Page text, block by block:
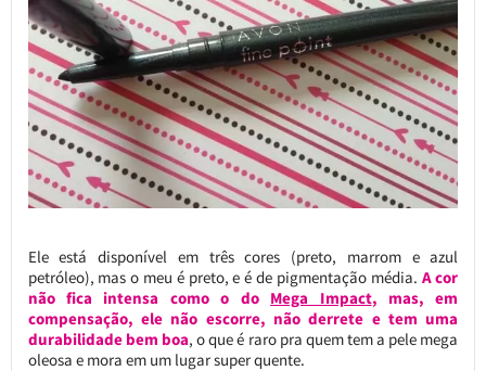
Ele está disponível em três cores (preto, marrom e azul
petróleo), mas o meu é preto, e é de pigmentação média. A cor
não fica intensa como o do Mega Impact, mas, em
compensação, ele não escorre, não derrete e tem uma
durabilidade bem boa, o que é raro pra quem tem a pele mega
oleosa e mora em um lugar super quente.